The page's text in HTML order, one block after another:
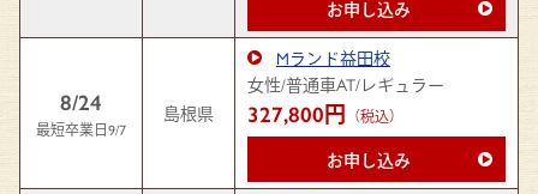
お申し込み
8/24
最短卒業日9/7
島根県
Mランド益田校
女性/普通車AT/レギュラー
327,800円 （税込）
お申し込み